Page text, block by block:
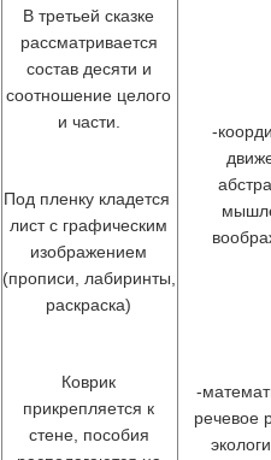
В третьей сказке
рассматривается
состав десяти и
соотношение целого
и части.
Под пленку кладется
лист с графическим
изображением
(прописи, лабиринты,
раскраска)
Коврик
прикрепляется к
стене, пособия
-
-
речевое